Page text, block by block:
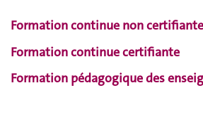
Formation continue non certifiante
Formation continue certifiante
Formation pédagogique des